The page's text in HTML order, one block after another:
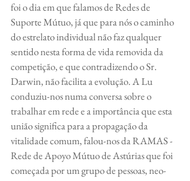
foi o dia em que falamos de Redes de
Suporte Mútuo, já que para nós o caminho
do estrelato individual não faz qualquer
sentido nesta forma de vida removida da
competição, e que contradizendo o Sr.
Darwin, não facilita a evolução. A Lu
conduziu-nos numa conversa sobre o
trabalhar em rede e a importância que esta
união significa para a propagação da
vitalidade comum, falou-nos da RAMAS -
Rede de Apoyo Mútuo de Astúrias que foi
começada por um grupo de pessoas, neo-